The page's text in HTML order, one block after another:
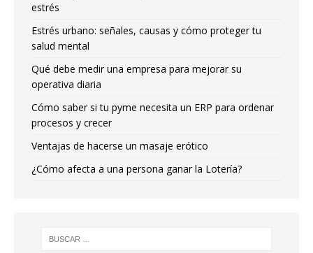
estrés
Estrés urbano: señales, causas y cómo proteger tu
salud mental
Qué debe medir una empresa para mejorar su
operativa diaria
Cómo saber si tu pyme necesita un ERP para ordenar
procesos y crecer
Ventajas de hacerse un masaje erótico
¿Cómo afecta a una persona ganar la Lotería?